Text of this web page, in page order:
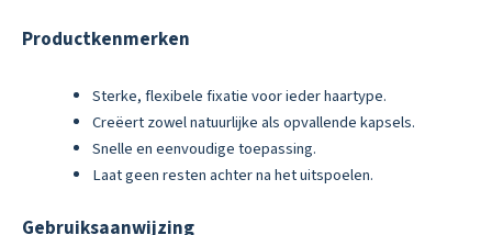
Productkenmerken
Sterke, flexibele fixatie voor ieder haartype.
Creëert zowel natuurlijke als opvallende kapsels.
Snelle en eenvoudige toepassing.
Laat geen resten achter na het uitspoelen.
Gebruiksaanwijzing